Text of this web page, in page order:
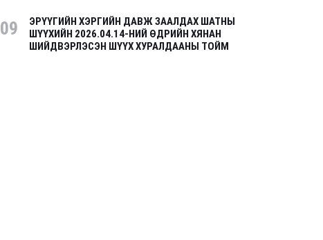
09
ЭРҮҮГИЙН ХЭРГИЙН ДАВЖ ЗААЛДАХ ШАТНЫ
ШҮҮХИЙН 2026.04.14-НИЙ ӨДРИЙН ХЯНАН
ШИЙДВЭРЛЭСЭН ШҮҮХ ХУРАЛДААНЫ ТОЙМ